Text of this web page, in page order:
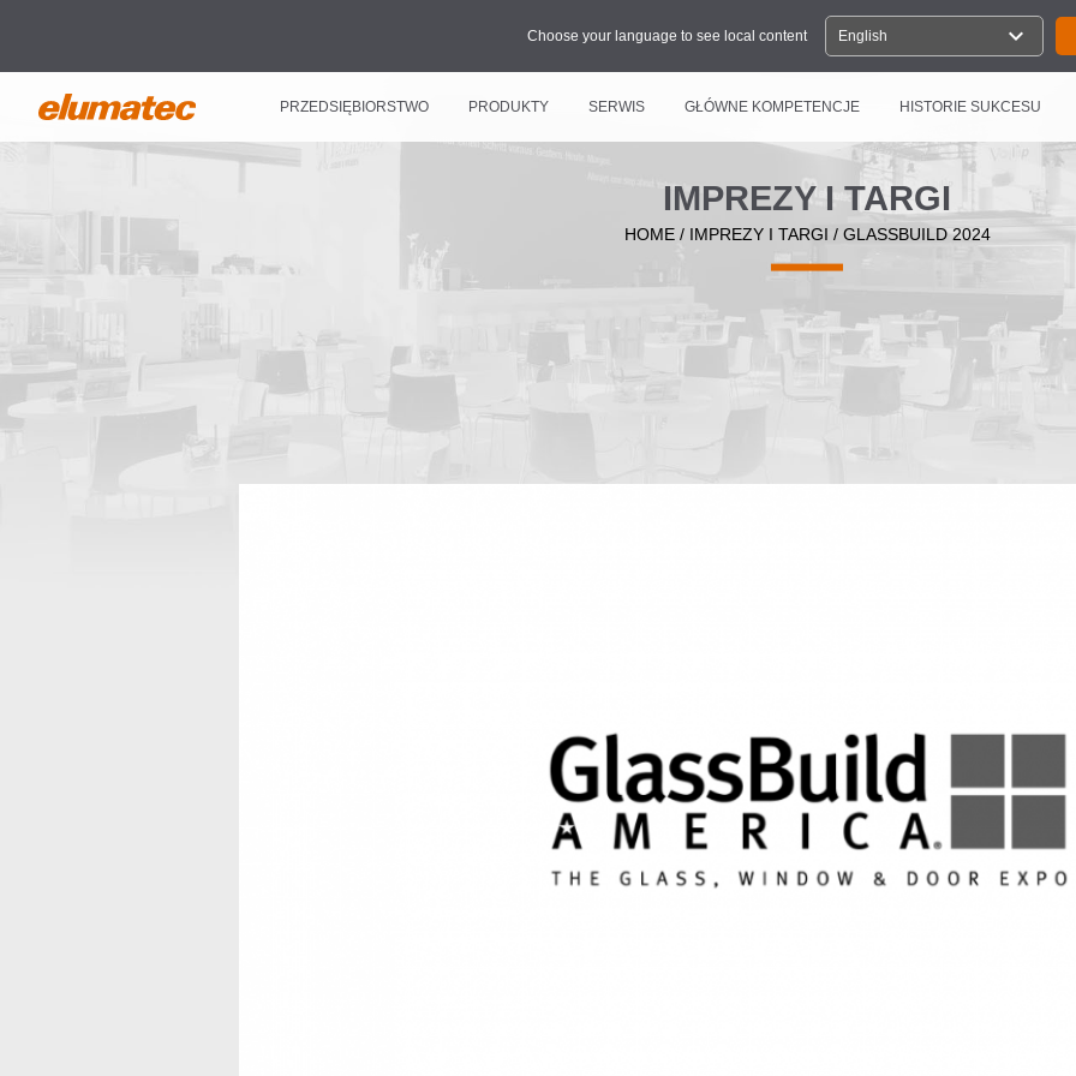
Choose your language to see local content English expand_more
PRZEDSIĘBIORSTWO PRODUKTY SERWIS GŁÓWNE KOMPETENCJE HISTORIE SUKCESU
IMPREZY I TARGI
HOME/ IMPREZY I TARGI / GLASSBUILD 2024